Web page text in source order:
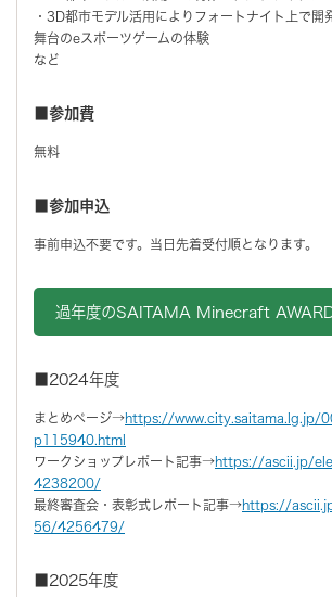
・3D都市モデル活用によりフォートナイト上で開
舞台のeスポーツゲームの体験
など
■参加費
無料
■参加申込
事前申込不要です。当日先着受付順となります。
過年度のSAITAMA Minecraft
■2024年度
まとめページ→https://
p115940.html
ワークショップレポート記事→https://ascii.jp/
4238200/
最終審査会・表彰式レポート記事→https://
56/4256479/
■2025年度